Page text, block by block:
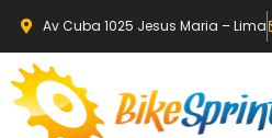
Av Cuba 1025 Jesus Maria – Lima